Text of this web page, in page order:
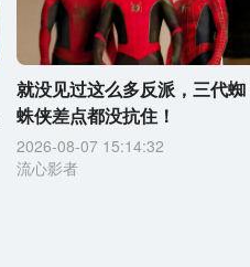
就没见过这么多反派，三代蜘
蛛侠差点都没抗住！
2026-08-07 15:14:32
流心影者